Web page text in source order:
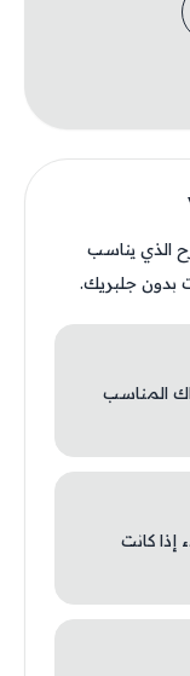
الذي يناسب
بدون جلبريك.
المناسب
إذا كانت